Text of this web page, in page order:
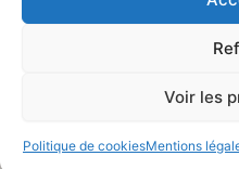
Voir les
Politique de cookiesMentions